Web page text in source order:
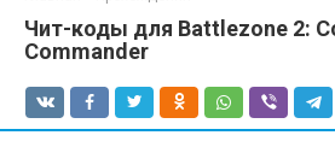
Чит-коды для Battlezone 2:
Commander